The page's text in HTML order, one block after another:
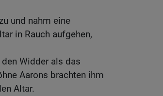
und nahm eine
in Rauch aufgehen,
Widder als das
Aarons brachten ihm
Altar.